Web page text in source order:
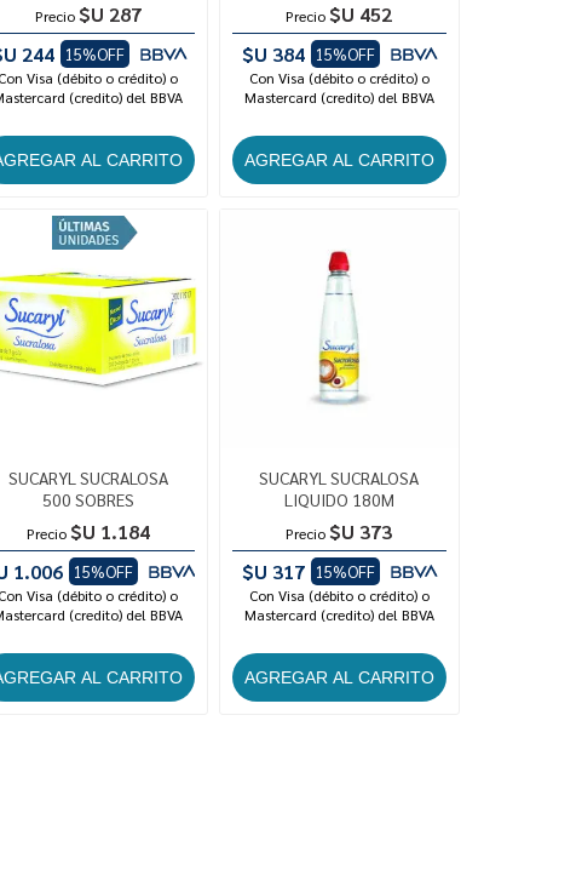
Precio $U 287
244
15%OFF
Con Visa (débito o crédito) o
(credito) del BBVA
Precio $U 452
$U 384 15%OFF
Con Visa (débito o crédito) o
Mastercard (credito) del BBVA
SUCARYL SUCRALOSA
500 SOBRES
Precio $U 1.184
1.006
15%OFF
Con Visa (débito o crédito) o
(credito) del BBVA
SUCARYL SUCRALOSA
LIQUIDO 180M
Precio $U 373
$U 317 15%OFF
Con Visa (débito o crédito) o
Mastercard (credito) del BBVA